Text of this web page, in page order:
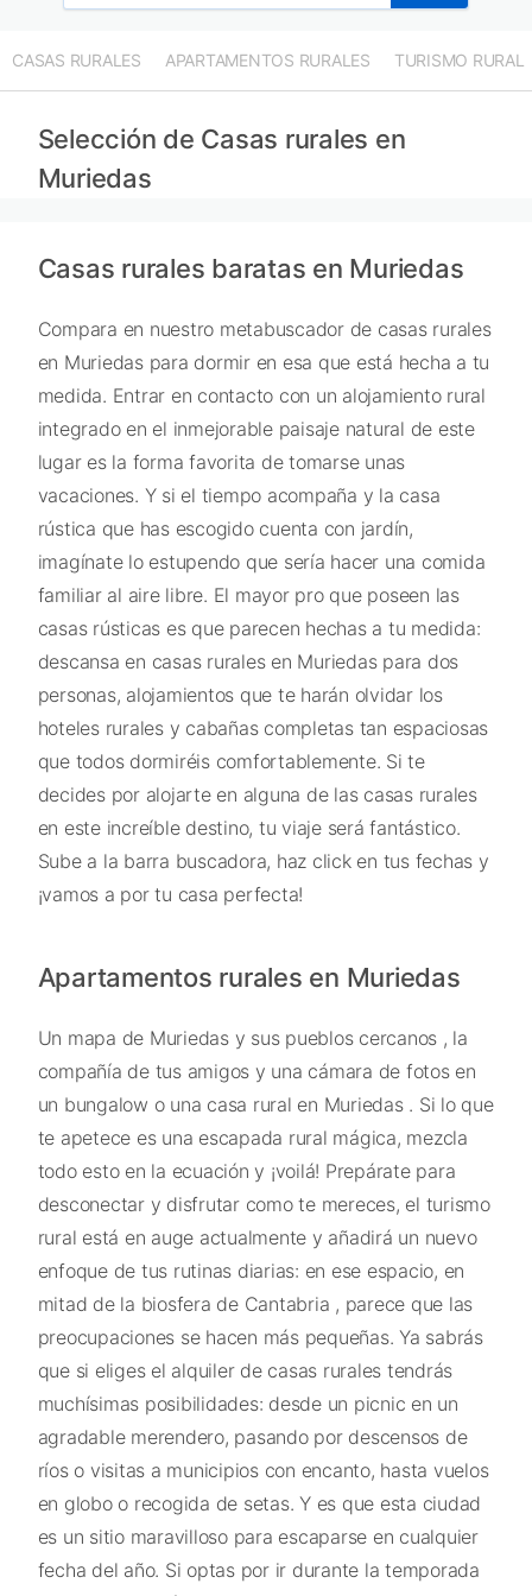
CASAS RURALES APARTAMENTOS RURALES TURISMO RURAL
Selección de Casas rurales en
Muriedas
Casas rurales baratas en Muriedas
Compara en nuestro metabuscador de casas rurales
en Muriedas para dormir en esa que está hecha a tu
medida. Entrar en contacto con un alojamiento rural
integrado en el inmejorable paisaje natural de este
lugar es la forma favorita de tomarse unas
vacaciones. Y si el tiempo acompaña y la casa
rústica que has escogido cuenta con jardín,
imagínate lo estupendo que sería hacer una comida
familiar al aire libre. El mayor pro que poseen las
casas rústicas es que parecen hechas a tu medida:
descansa en casas rurales en Muriedas para dos
personas, alojamientos que te harán olvidar los
hoteles rurales y cabañas completas tan espaciosas
que todos dormiréis comfortablemente. Si te
decides por alojarte en alguna de las casas rurales
en este increíble destino, tu viaje será fantástico.
Sube a la barra buscadora, haz click en tus fechas y
¡vamos a por tu casa perfecta!
Apartamentos rurales en Muriedas
Un mapa de Muriedas y sus pueblos cercanos , la
compañía de tus amigos y una cámara de fotos en
un bungalow o una casa rural en Muriedas . Si lo que
te apetece es una escapada rural mágica, mezcla
todo esto en la ecuación y ¡voilá! Prepárate para
desconectar y disfrutar como te mereces, el turismo
rural está en auge actualmente y añadirá un nuevo
enfoque de tus rutinas diarias: en ese espacio, en
mitad de la biosfera de Cantabria , parece que las
preocupaciones se hacen más pequeñas. Ya sabrás
que si eliges el alquiler de casas rurales tendrás
muchísimas posibilidades: desde un picnic en un
agradable merendero, pasando por descensos de
ríos o visitas a municipios con encanto, hasta vuelos
en globo o recogida de setas. Y es que esta ciudad
es un sitio maravilloso para escaparse en cualquier
fecha del año. Si optas por ir durante la temporada